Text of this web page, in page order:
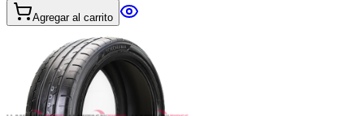
Agregar al carrito